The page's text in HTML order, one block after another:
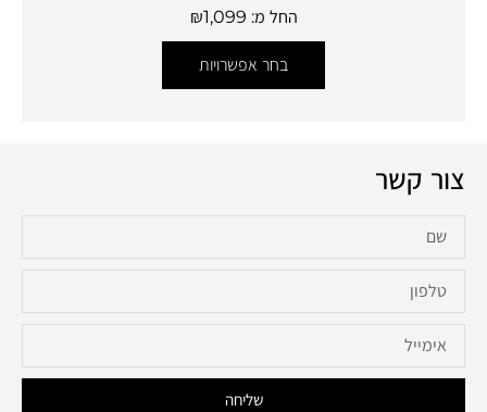
החל מ:
₪1,099
בחר אפשרויות
צור קשר
שליחה